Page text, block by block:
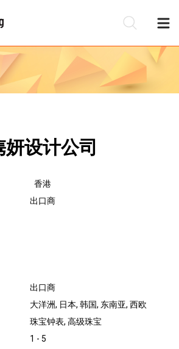
妍设计公司
香港
出口商
出口商
大洋洲, 日本, 韩国, 东南亚, 西欧
珠宝钟表, 高级珠宝
1 - 5